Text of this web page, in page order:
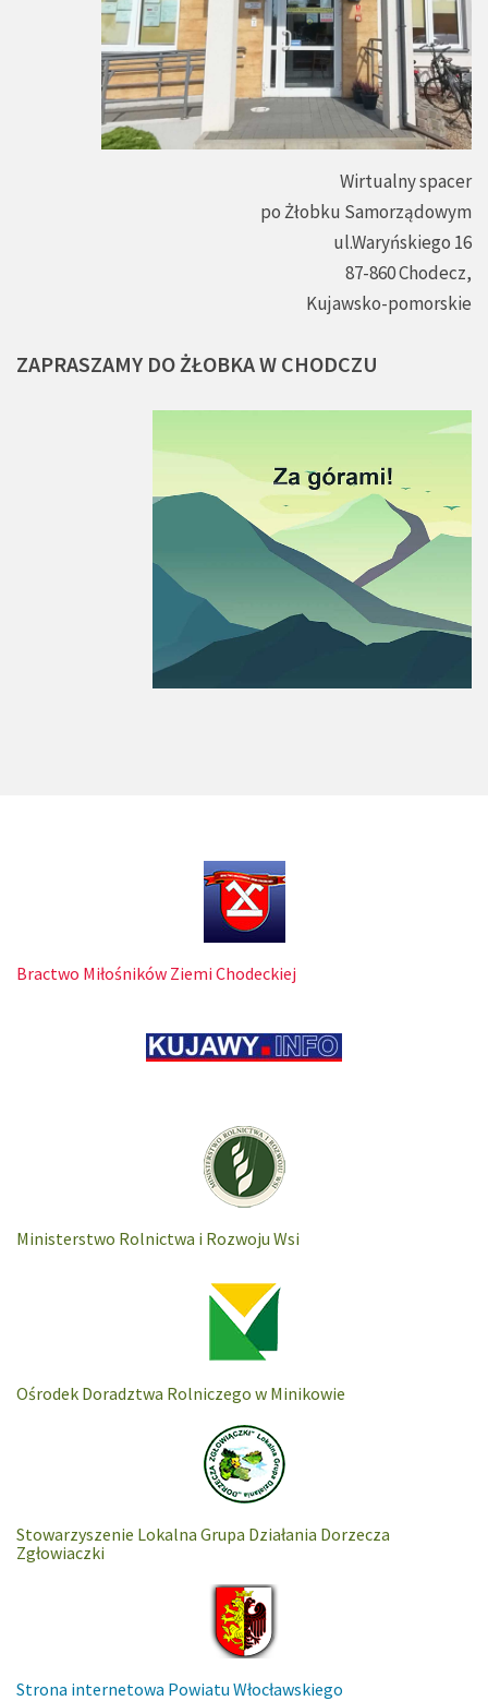
Wirtualny spacer
po Żłobku Samorządowym
ul.Waryńskiego 16
87-860 Chodecz,
Kujawsko-pomorskie
ZAPRASZAMY DOŻŁOBKAW CHODCZU
Bractwo Miłośników Ziemi Chodeckiej
Ministerstwo Rolnictwa i Rozwoju Wsi
Ośrodek Doradztwa Rolniczego w Minikowie
Stowarzyszenie Lokalna Grupa Działania Dorzecza
Zgłowiaczki
Strona internetowa Powiatu Włocławskiego